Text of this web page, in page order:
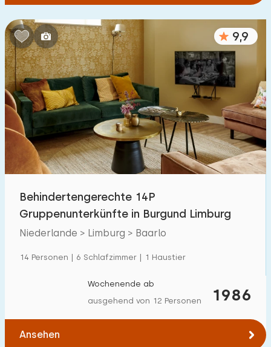
9,9
Behindertengerechte 14P
Gruppenunterkünfte in Burgund Limburg
Niederlande > Limburg > Baarlo
14 Personen | 6 Schlafzimmer | 1 Haustier
1986
Wochenende ab
ausgehend von 12 Personen
Ansehen